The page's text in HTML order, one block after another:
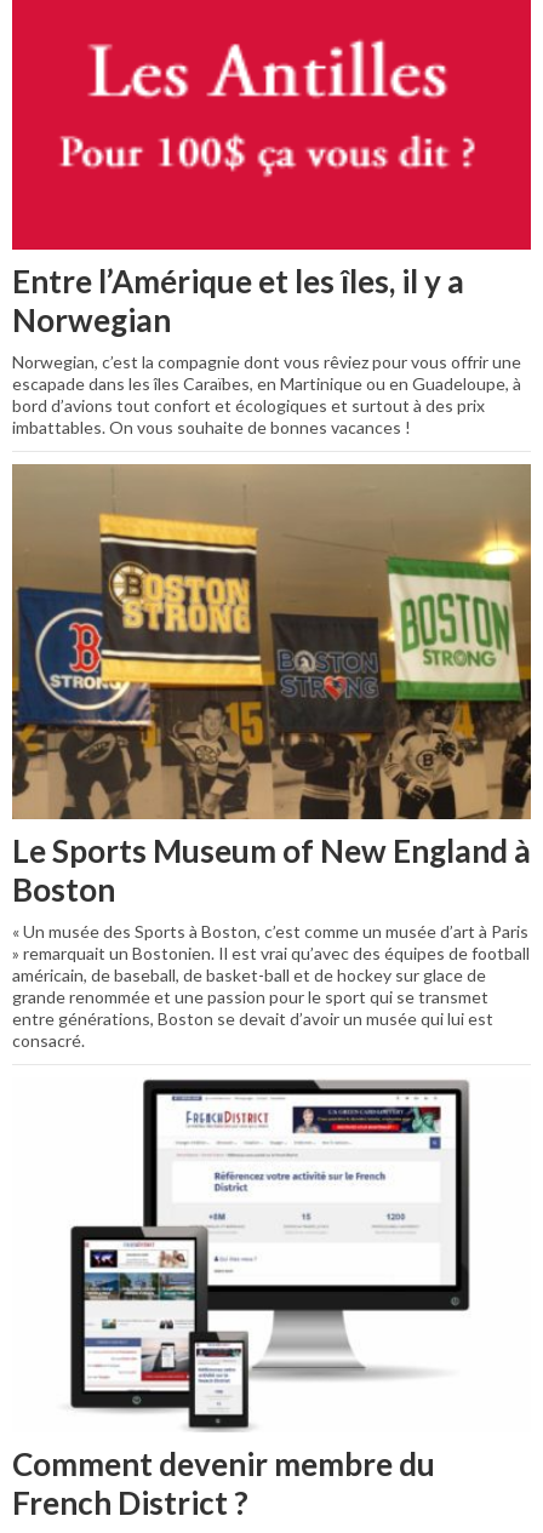
Entre l’Amérique et les îles, il y a
Norwegian
Norwegian, c’est la compagnie dont vous rêviez pour vous offrir une
escapade dans les îles Caraïbes, en Martinique ou en Guadeloupe, à
bord d’avions tout confort et écologiques et surtout à des prix
imbattables. On vous souhaite de bonnes vacances !
Le Sports Museum of New England à
Boston
« Un musée des Sports à Boston, c’est comme un musée d’art à Paris
» remarquait un Bostonien. Il est vrai qu’avec des équipes de football
américain, de baseball, de basket-ball et de hockey sur glace de
grande renommée et une passion pour le sport qui se transmet
entre générations, Boston se devait d’avoir un musée qui lui est
consacré.
Comment devenir membre du
French District ?